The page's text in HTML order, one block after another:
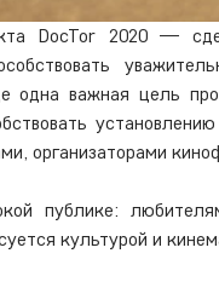
DocTor 2020 —
одна важная цель
организаторами
публике:
культурой и